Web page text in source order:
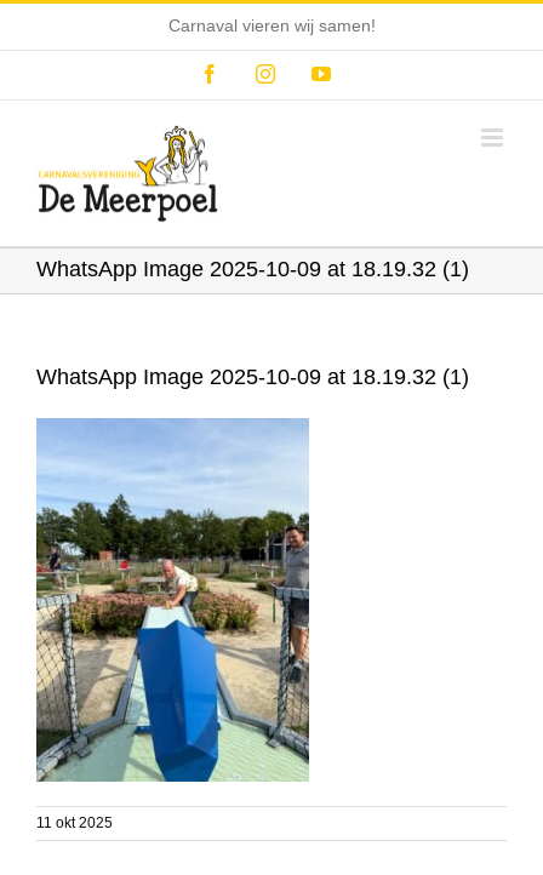
Carnaval vieren wij samen!
FacebookInstagramYouTube
WhatsApp Image 2025-10-09 at 18.19.32 (1)
WhatsApp Image 2025-10-09 at 18.19.32 (1)
11 okt 2025